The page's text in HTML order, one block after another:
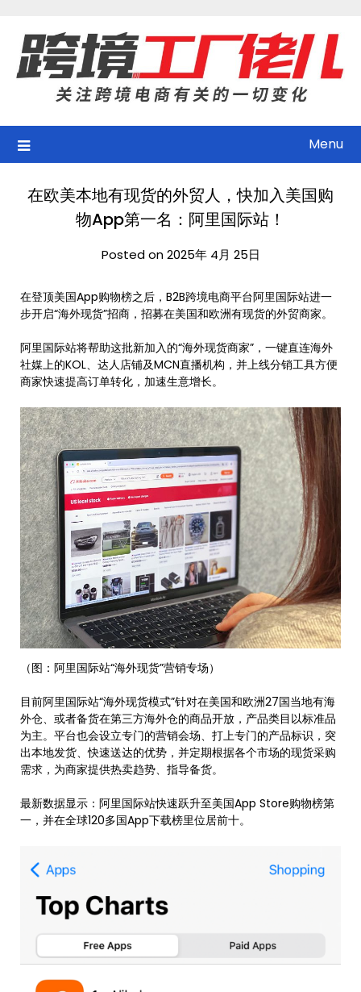
content
Menu
在欧美本地有现货的外贸人，快加入美国购
物App第一名：阿里国际站！
Posted on 2025年 4月 25日
在登顶美国App购物榜之后，B2B跨境电商平台阿里国际站进一
步开启“海外现货”招商，招募在美国和欧洲有现货的外贸商家。
阿里国际站将帮助这批新加入的“海外现货商家”，一键直连海外
社媒上的KOL、达人店铺及MCN直播机构，并上线分销工具方便
商家快速提高订单转化，加速生意增长。
（图：阿里国际站“海外现货”营销专场）
目前阿里国际站“海外现货模式”针对在美国和欧洲27国当地有海
外仓、或者备货在第三方海外仓的商品开放，产品类目以标准品
为主。平台也会设立专门的营销会场、打上专门的产品标识，突
出本地发货、快速送达的优势，并定期根据各个市场的现货采购
需求，为商家提供热卖趋势、指导备货。
最新数据显示：阿里国际站快速跃升至美国App Store购物榜第
一，并在全球120多国App下载榜里位居前十。